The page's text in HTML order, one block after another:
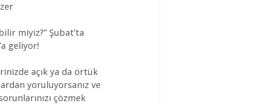
miyiz?” Şubat’ta
geliyor!
açık ya da örtük
yoruluyorsanız ve
çözmek